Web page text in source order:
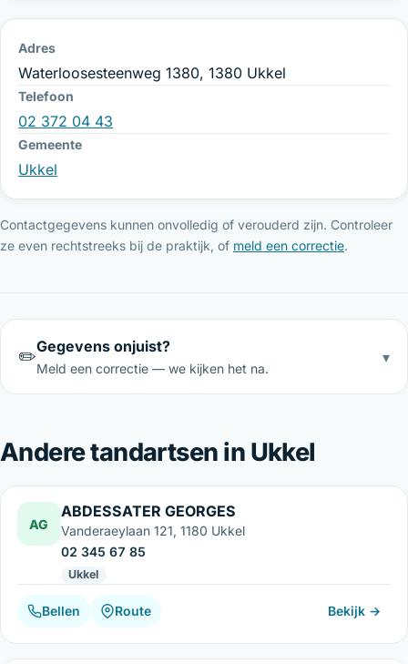
Adres
Waterloosesteenweg 1380, 1380 Ukkel
Telefoon
02 372 04 43
Gemeente
Ukkel
Contactgegevens kunnen onvolledig of verouderd zijn. Controleer
ze even rechtstreeks bij de praktijk, of meld een correctie.
✏️Gegevens onjuist?
Meld een correctie — we kijken het na.
▾
Andere tandartsen in Ukkel
AG
ABDESSATER GEORGES
Vanderaeylaan 121, 1180 Ukkel
02 345 67 85
Ukkel
Bellen Route Bekijk →